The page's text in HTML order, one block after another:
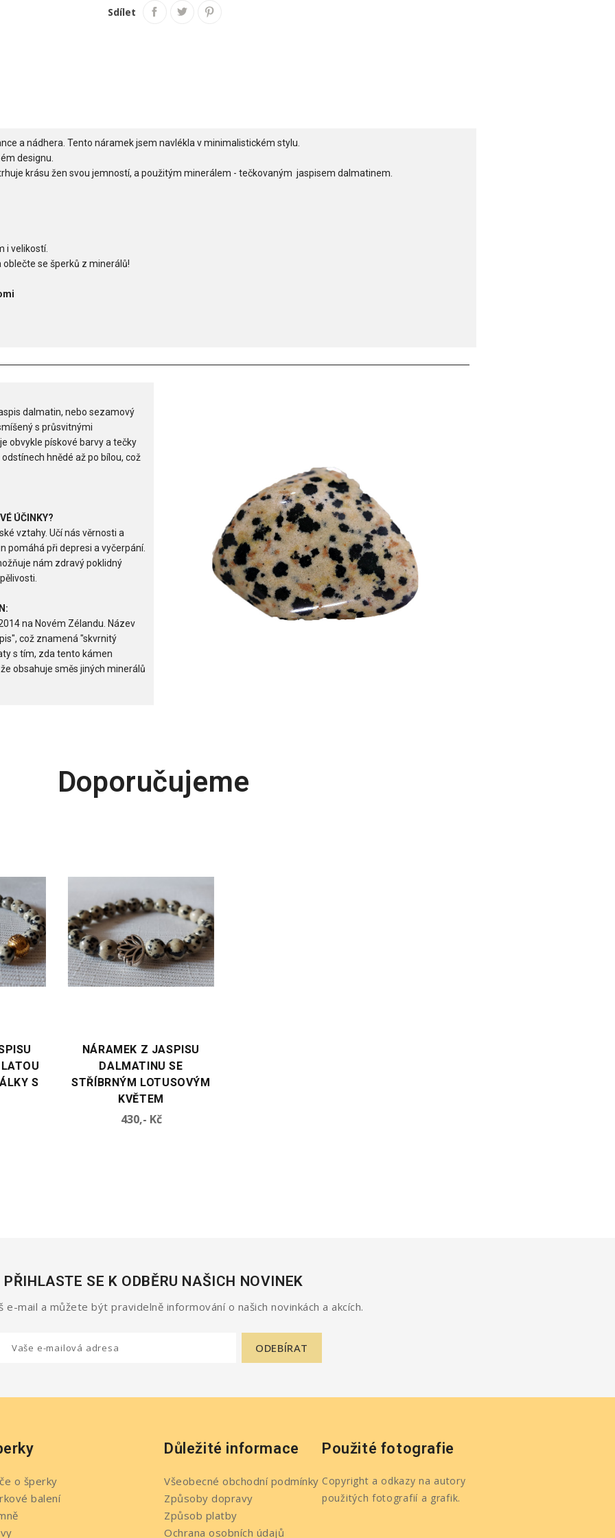
Sdílet
a nádhera. Tento náramek jsem navlékla v minimalistickém stylu.
designu.
krásu žen svou jemností, a použitým minerálem - tečkovaným jaspisem dalmatinem.
i velikostí.
se šperků z minerálů!
dalmatin, nebo sezamový
s průsvitnými
obvykle pískové barvy a tečky
hnědé až po bílou, což
ÚČINKY?
vztahy. Učí nás věrnosti a
pomáhá při depresi a vyčerpání.
nám zdravý poklidný
na Novém Zélandu. Název
což znamená "skvrnitý
s tím, zda tento kámen
obsahuje směs jiných minerálů
Doporučujeme
NÁRAMEK Z JASPISU
DALMATINU SE
STŘÍBRNÝM LOTUSOVÝM
NÁRAMEK Z JASPISU
DALMATINU SE ZLATÝM
PŘIHLASTE SE K ODBĚRU NAŠICH NOVINEK
e-mail a můžete být pravidelně informování o našich novinkách a akcích.
o šperky
balení
Důležité informace
Všeobecné obchodní podmínky
Způsoby dopravy
Způsob platby
Ochrana osobních údajů
Použité fotografie
Copyright a odkazy na autory
použitých fotografií a grafik.